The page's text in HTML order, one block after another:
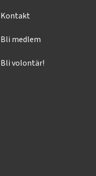
Kontakt
Bli medlem
Bli volontär!